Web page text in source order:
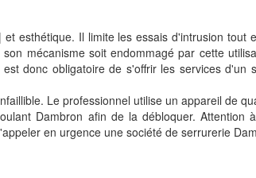
esthétique. Il limite les essais d'intrusion
mécanisme soit endommagé par cette
donc obligatoire de s'offrir les services d'un
Le professionnel utilise un appareil de
Dambron afin de la débloquer. Attention
en urgence une société de serrurerie